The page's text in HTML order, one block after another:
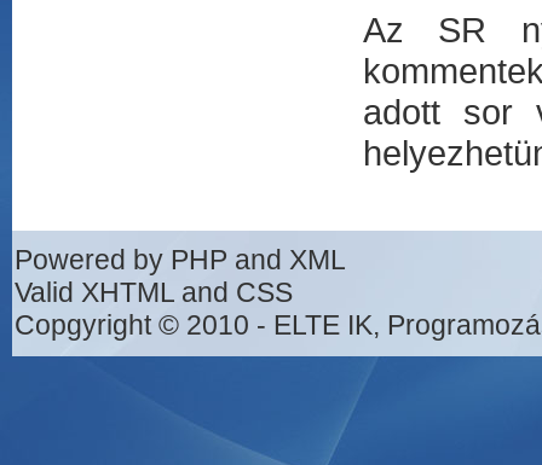
Az SR
adott sor
Powered by PHP and XML
Valid XHTML and CSS
Copgyright © 2010 - ELTE IK,